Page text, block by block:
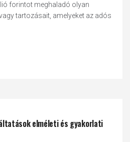
forintot meghaladó olyan
tartozásait, amelyeket az adós
elméleti és gyakorlati